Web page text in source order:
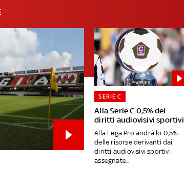
Alla Serie C 0,5% dei
diritti audiovisivi sportivi
SERIE C
Alla Lega Pro andrà lo 0,5%
delle risorse derivanti dai
diritti audiovisivi sportivi
assegnate...